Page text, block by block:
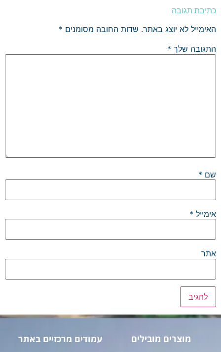
כתיבת תגובה
האימייל לא יוצג באתר. שדות החובה מסומנים *
התגובה שלך *
שם *
אימייל *
אתר
מוצרים מובילים עמודים מרכזיים באתר